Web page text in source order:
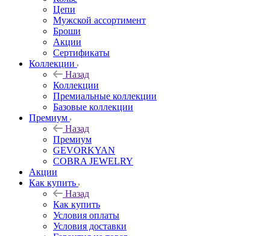
Цепи
Мужской ассортимент
Броши
Акции
Сертификаты
Коллекции
Назад
Коллекции
Премиальные коллекции
Базовые коллекции
Премиум
Назад
Премиум
GEVORKYAN
COBRA JEWELRY
Акции
Как купить
Назад
Как купить
Условия оплаты
Условия доставки